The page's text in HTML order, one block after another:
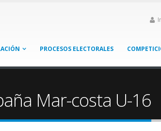
PROCESOS ELECTORALES
Mar-costa U-16